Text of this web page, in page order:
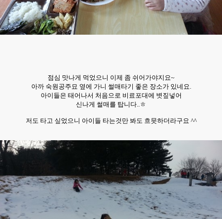
점심 맛나게 먹었으니 이제 좀 쉬어가야지요~
아까 숙원공주묘 옆에 가니 썰매타기 좋은 장소가 있네요.
아이들은 태어나서 처음으로 비료포대에 볏짚넣어
신나게 썰매를 탑니다..ㅎ
저도 타고 싶었으니 아이들 타는것만 봐도 흐믓하더라구요 ^^